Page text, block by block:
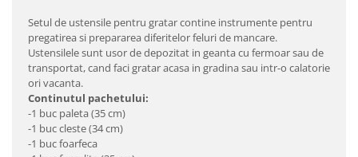
Setul de ustensile pentru gratar contine instrumente pentru
pregatirea si prepararea diferitelor feluri de mancare.
Ustensilele sunt usor de depozitat in geanta cu fermoar sau de
transportat, cand faci gratar acasa in gradina sau intr-o calatorie
ori vacanta.
Continutul pachetului:
-1 buc paleta (35 cm)
-1 buc cleste (34 cm)
-1 buc foarfeca